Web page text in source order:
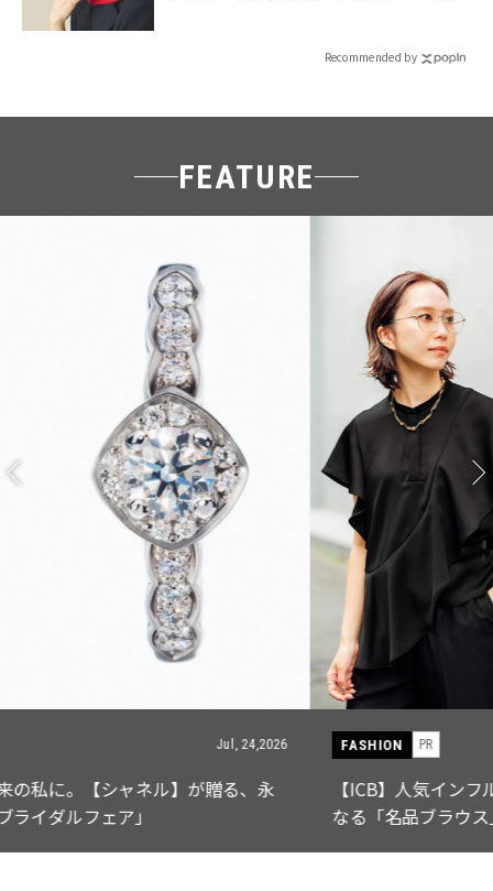
Recommended by
FEATURE
Jul, 15,2026
【ICB】人気インフルエンサーと共同制作! 週5で着たく
なる「名品ブラウス」２選